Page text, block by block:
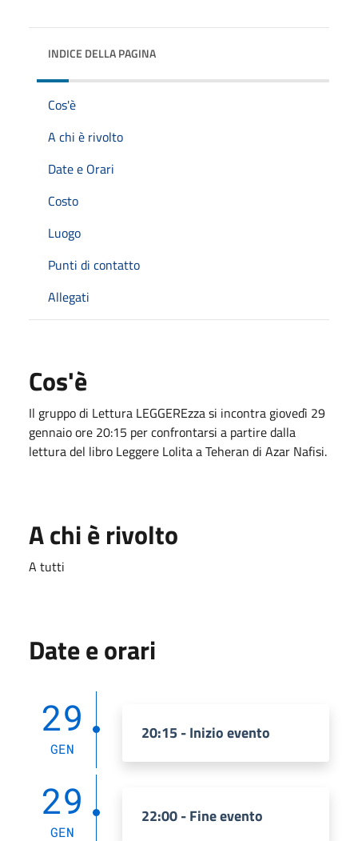
INDICE DELLA PAGINA
Cos'è
A chi è rivolto
Date e Orari
Costo
Luogo
Punti di contatto
Allegati
Cos'è
Il gruppo di Lettura LEGGEREzza si incontra giovedì 29
gennaio ore 20:15 per confrontarsi a partire dalla
lettura del libro Leggere Lolita a Teheran di Azar Nafisi.
A chi è rivolto
A tutti
Date e orari
29
GEN
20:15 - Inizio evento
29
GEN
22:00 - Fine evento